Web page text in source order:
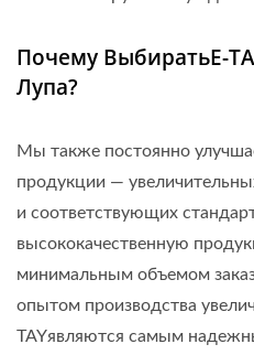
Почему ВыбиратьE-
Лупа?
Мы также постоянно
продукции —
и соответствующих
высококачественную
минимальным объемом
опытом производства
TAYявляются самым